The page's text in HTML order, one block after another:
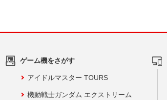
ゲーム機をさがす
アイドルマスター TOURS
機動戦士ガンダム エクストリーム